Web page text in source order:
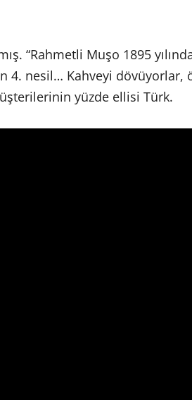
“Rahmetli Muşo 1895
4. nesil… Kahveyi
yüzde ellisi Türk.